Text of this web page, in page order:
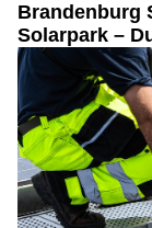
Brandenburg
Solarpark –